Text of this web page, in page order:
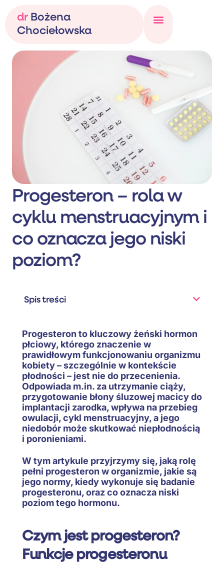
dr Bożena
Chociełowska
Progesteron – rola w
cyklu menstruacyjnym i
co oznacza jego niski
poziom?
Spis treści
Progesteron to kluczowy żeński hormon
płciowy, którego znaczenie w
prawidłowym funkcjonowaniu organizmu
kobiety – szczególnie w kontekście
płodności – jest nie do przecenienia.
Odpowiada m.in. za utrzymanie ciąży,
przygotowanie błony śluzowej macicy do
implantacji zarodka, wpływa na przebieg
owulacji, cykl menstruacyjny, a jego
niedobór może skutkować niepłodnością
i poronieniami.
W tym artykule przyjrzymy się, jaką rolę
pełni progesteron w organizmie, jakie są
jego normy, kiedy wykonuje się badanie
progesteronu, oraz co oznacza niski
poziom tego hormonu.
Czym jest progesteron?
Funkcje progesteronu